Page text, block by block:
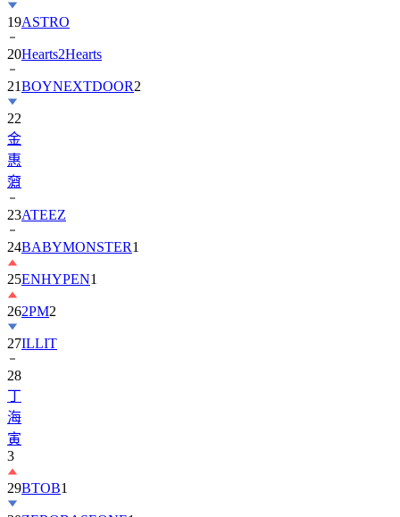
19ASTRO
20Hearts2Hearts
21BOYNEXTDOOR2
22
金
惠
奫
23ATEEZ
24BABYMONSTER1
25ENHYPEN1
262PM2
27ILLIT
28
丁
海
寅
3
29BTOB1